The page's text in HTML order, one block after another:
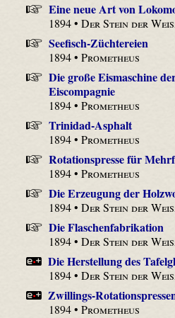
Eine neue Art von
1894 •Der Stein der
Seefisch-Züchtereien
1894 •Prometheus
Die große Eismaschine
Eiscompagnie
1894 •Prometheus
Trinidad-Asphalt
1894 •Prometheus
Rotationspresse für
1894 •Prometheus
Die Erzeugung der
1894 •Der Stein der
Die Flaschenfabrikation
1894 •Der Stein der
Die Herstellung des
1894 •Der Stein der
Zwillings-
1894 •Prometheus